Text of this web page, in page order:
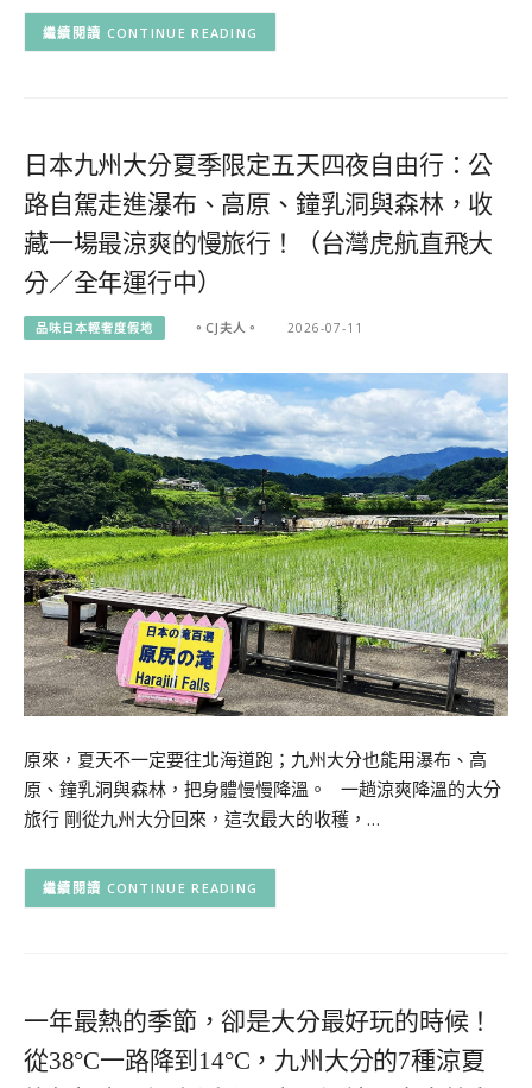
CONTINUE READING
日本九州大分夏季限定五天四夜自由行：公
路自駕走進瀑布、高原、鐘乳洞與森林，收
藏一場最涼爽的慢旅行！（台灣虎航直飛大
分／全年運行中）
品味日本輕奢度假地 。CJ夫人。 2026-07-11
原來，夏天不一定要往北海道跑；九州大分也能用瀑布、高
原、鐘乳洞與森林，把身體慢慢降溫。 一趟涼爽降溫的大分
旅行 剛從九州大分回來，這次最大的收穫，…
CONTINUE READING
一年最熱的季節，卻是大分最好玩的時候！
從38°C一路降到14°C，九州大分的7種涼夏